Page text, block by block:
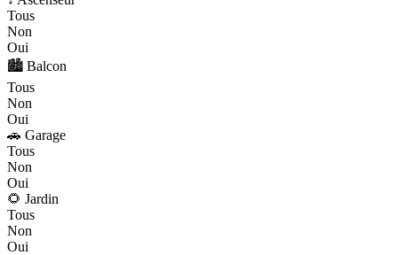
Tous
Non
Oui
🏙️ Balcon
Tous
Non
Oui
🚗 Garage
Tous
Non
Oui
🌻 Jardin
Tous
Non
Oui